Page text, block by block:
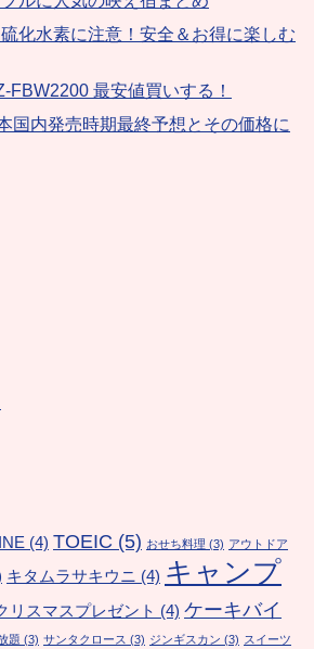
硫化水素に注意！安全＆お得に楽しむ
FBW2200 最安値買いする！
国内発売時期最終予想とその価格に
(4) TOEIC (5) おせち料理 (3) アウトドア
キタムラサキウニ (4) キャンプ
リスマスプレゼント (4) ケーキバイ
題 (3) サンタクロース (3) ジンギスカン (3) スイーツ